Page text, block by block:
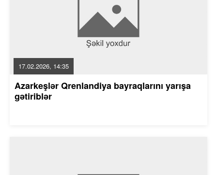
17.02.2026, 14:35
Azarkeşlər Qrenlandiya bayraqlarını yarışa
gətiriblər